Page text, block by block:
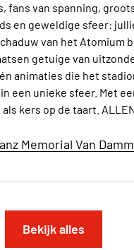
fans van spanning,
en geweldige sfeer:
van het Atomium
getuige van
animaties die het
een unieke sfeer. Met
kers op de taart.
Memorial Van
Bekijk alles